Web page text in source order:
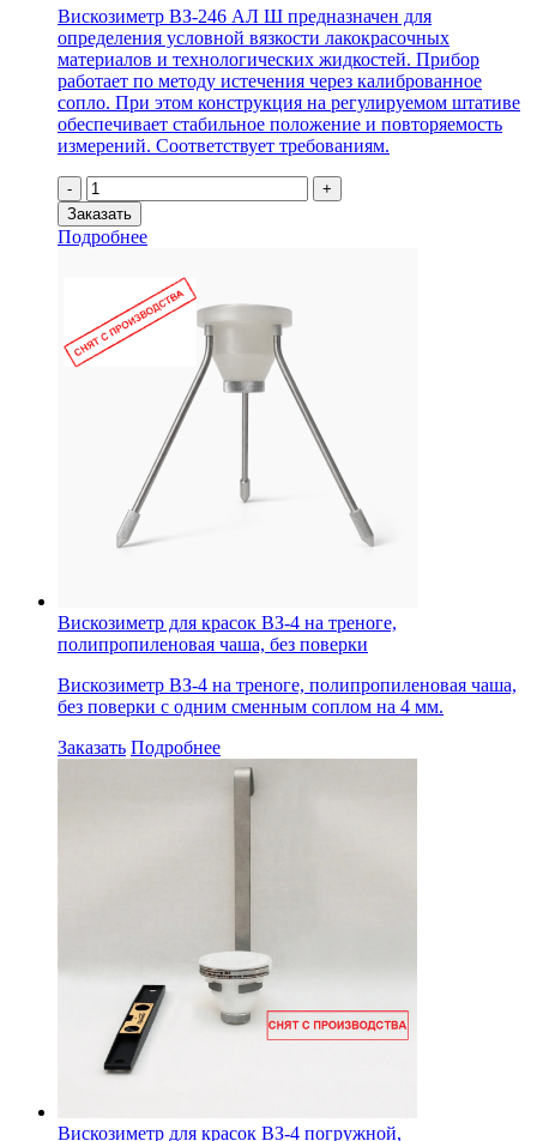
Вискозиметр ВЗ-246 АЛ Ш предназначен для
определения условной вязкости лакокрасочных
материалов и технологических жидкостей. Прибор
работает по методу истечения через калиброванное
сопло. При этом конструкция на регулируемом штативе
обеспечивает стабильное положение и повторяемость
измерений. Соответствует требованиям.
-
Количество
товара
Вискозиметр
ВЗ-246
для
определения
условной
"СТАНДАРТ"
алюминиевая
поверки)
+
Заказать
Подробнее
Вискозиметр для красок ВЗ-4 на треноге,
полипропиленовая чаша, без поверки
Вискозиметр ВЗ-4 на треноге, полипропиленовая чаша,
без поверки с одним сменным соплом на 4 мм.
Заказать Подробнее
Вискозиметр для красок ВЗ-4 погружной,